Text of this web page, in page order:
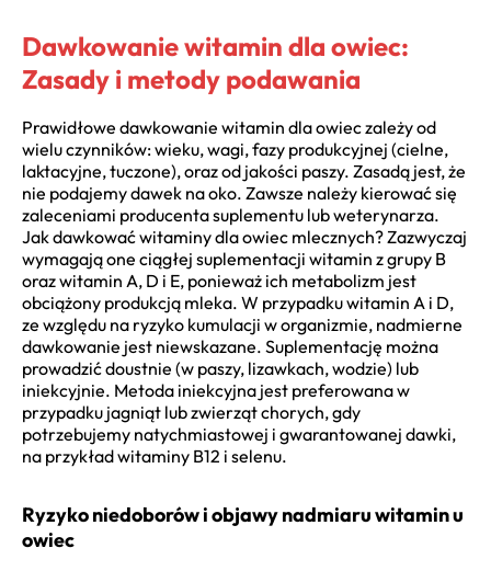
Dawkowanie witamin dla owiec:
Zasady i metody podawania
Prawidłowe dawkowanie witamin dla owiec zależy od
wielu czynników: wieku, wagi, fazy produkcyjnej (cielne,
laktacyjne, tuczone), oraz od jakości paszy. Zasadą jest, że
nie podajemy dawek na oko. Zawsze należy kierować się
zaleceniami producenta suplementu lub weterynarza.
Jak dawkować witaminy dla owiec mlecznych? Zazwyczaj
wymagają one ciągłej suplementacji witamin z grupy B
oraz witamin A, D i E, ponieważ ich metabolizm jest
obciążony produkcją mleka. W przypadku witamin A i D,
ze względu na ryzyko kumulacji w organizmie, nadmierne
dawkowanie jest niewskazane. Suplementację można
prowadzić doustnie (w paszy, lizawkach, wodzie) lub
iniekcyjnie. Metoda iniekcyjna jest preferowana w
przypadku jagniąt lub zwierząt chorych, gdy
potrzebujemy natychmiastowej i gwarantowanej dawki,
na przykład witaminy B12 i selenu.
Ryzyko niedoborów i objawy nadmiaru witamin u
owiec